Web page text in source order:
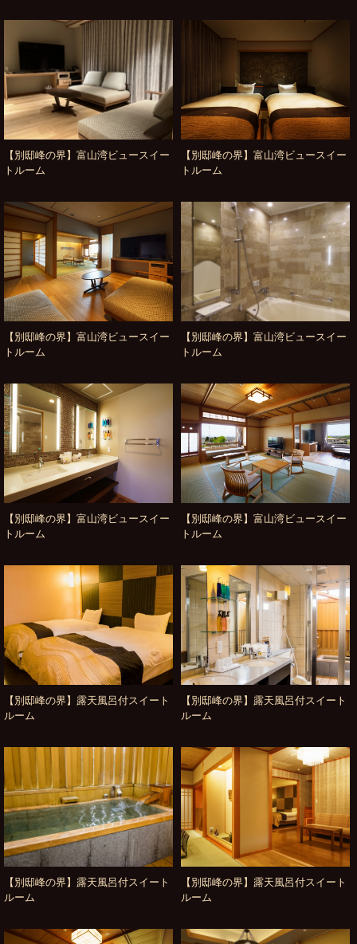
【別邸峰の界】富山湾ビュースイー
トルーム
【別邸峰の界】富山湾ビュースイー
トルーム
【別邸峰の界】富山湾ビュースイー
トルーム
【別邸峰の界】富山湾ビュースイー
トルーム
【別邸峰の界】富山湾ビュースイー
トルーム
【別邸峰の界】富山湾ビュースイー
トルーム
【別邸峰の界】露天風呂付スイート
ルーム
【別邸峰の界】露天風呂付スイート
ルーム
【別邸峰の界】露天風呂付スイート
ルーム
【別邸峰の界】露天風呂付スイート
ルーム